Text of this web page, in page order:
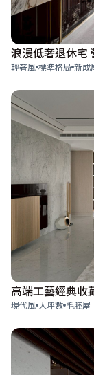
浪漫低奢退休宅
輕奢風 標準格局 新成
高端工藝經典收
現代風 大坪數 毛胚屋